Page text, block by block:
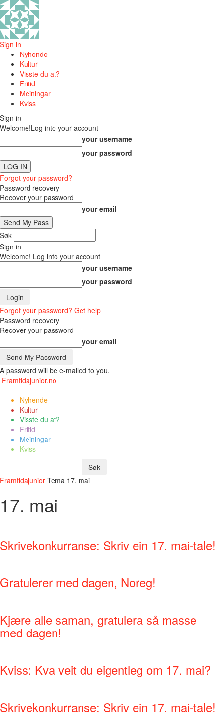
Sign in
Nyhende
Kultur
Visste du at?
Fritid
Meiningar
Kviss
Sign in
Welcome!Log into your account
your username
your password
Forgot your password?
Password recovery
Recover your password
your email
Søk
Sign in
Welcome! Log into your account
your username
your password
Forgot your password? Get help
Password recovery
Recover your password
your email
A password will be e-mailed to you.
Framtidajunior.no
Nyhende
Kultur
Visste du at?
Fritid
Meiningar
Kviss
Framtidajunior Tema 17. mai
17. mai
Skrivekonkurranse: Skriv ein 17. mai-tale!
Gratulerer med dagen, Noreg!
Kjære alle saman, gratulera så masse
med dagen!
Kviss: Kva veit du eigentleg om 17. mai?
Skrivekonkurranse: Skriv ein 17. mai-tale!